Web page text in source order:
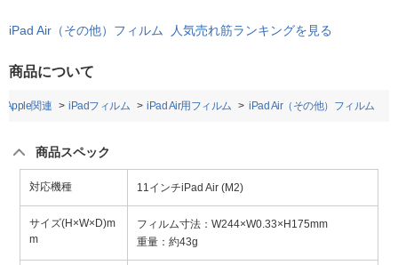
iPad Air（その他）フィルム 人気売れ筋ランキングを見る
商品について
Apple関連 iPadフィルム iPad Air用フィルム iPad Air（その他）フィルム
商品スペック
対応機種 11インチiPad Air (M2)
サイズ(H×W×D)m
m
フィルム寸法：W244×W0.33×H175mm
重量：約43g